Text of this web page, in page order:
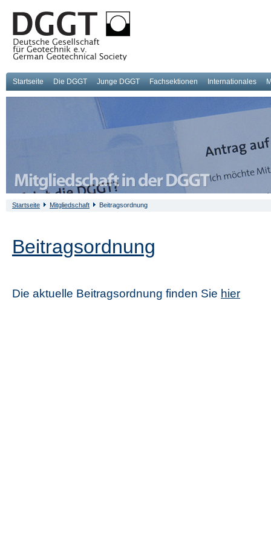
Startseite Die DGGT Junge DGGT Fachsektionen Internationales
Startseite Mitgliedschaft Beitragsordnung
Beitragsordnung
Die aktuelle Beitragsordnung finden Sie hier